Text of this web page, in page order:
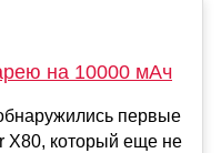
на 10000 мАч
первые
X80, который еще не